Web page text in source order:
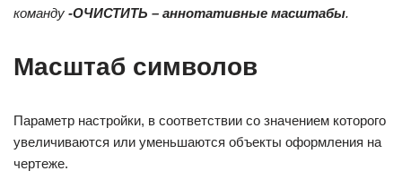
команду -ОЧИСТИТЬ – аннотативные масштабы.
Масштаб символов
Параметр настройки, в соответствии со значением которого
увеличиваются или уменьшаются объекты оформления на
чертеже.